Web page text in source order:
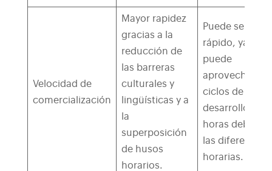
Velocidad de
comercialización
Mayor rapidez
gracias a la
reducción de
las barreras
culturales y
lingüísticas y a
la
superposición
de husos
horarios.
Puede ser
rápido, ya que
puede
aprovechar
ciclos de
desarrollo de
horas debido a
las diferencias
horarias.